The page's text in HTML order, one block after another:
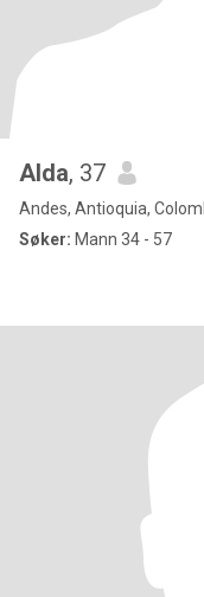
Alda, 37
Andes, Antioquia,
Søker: Mann 34 - 57